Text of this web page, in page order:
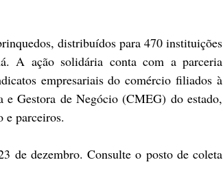
distribuídos para 470 instituições
A ação solidária conta com a parceria
empresariais do comércio filiados à
e Gestora de Negócio (CMEG) do estado,
e parceiros.
de dezembro. Consulte o posto de coleta